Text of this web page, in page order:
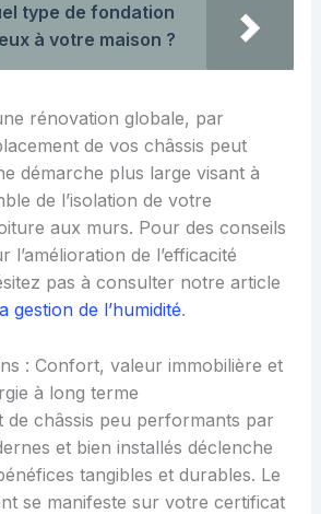
type de fondation
à votre maison ?
rénovation globale, par
de vos châssis peut
démarche plus large visant à
de l’isolation de votre
aux murs. Pour des conseils
l’amélioration de l’efficacité
pas à consulter notre article
gestion de l’humidité.
: Confort, valeur immobilière et
à long terme
de châssis peu performants par
et bien installés déclenche
tangibles et durables. Le
se manifeste sur votre certificat